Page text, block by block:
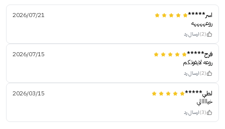
اسر*****
2026/07/21
روعههههه
(2) ارسال رد
فرح*****
2026/07/15
روعه لايفوتكم
(2) ارسال رد
لطي*****
2026/03/15
خياااالي
(3) ارسال رد